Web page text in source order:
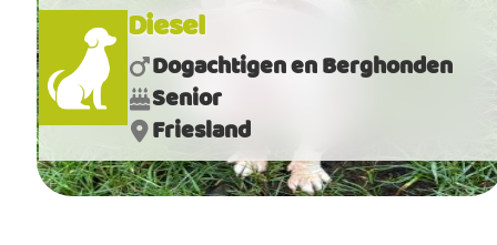
Diesel
Dogachtigen en Berghonden
Senior
Friesland